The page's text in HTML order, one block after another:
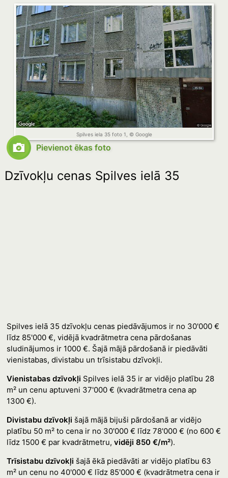
Spilves iela 35 foto 1, © Google
Pievienot ēkas foto
Dzīvokļu cenas Spilves ielā 35
Spilves ielā 35 dzīvokļu cenas piedāvājumos ir no 30'000 €
līdz 85'000 €, vidējā kvadrātmetra cena pārdošanas
sludinājumos ir 1000 €. Šajā mājā pārdošanā ir piedāvāti
vienistabas, divistabu un trīsistabu dzīvokļi.
Vienistabas dzīvokļi Spilves ielā 35 ir ar vidējo platību 28
m² un cenu aptuveni 37'000 € (kvadrātmetra cena ap
1300 €).
Divistabu dzīvokļi šajā mājā bijuši pārdošanā ar vidējo
platību 50 m² to cena ir no 30'000 € līdz 78'000 € (no 600 €
līdz 1500 € par kvadrātmetru, vidēji 850 €/m²).
Trīsistabu dzīvokļi šajā ēkā piedāvāti ar vidējo platību 63
m² un cenu no 40'000 € līdz 85'000 € (kvadrātmetra cena ir